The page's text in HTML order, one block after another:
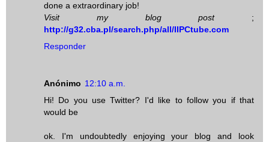
done a extraordinary job!
Visit my blog post;
http://g32.cba.pl/search.php/all/IIPCtube.com
Responder
Anónimo 12:10 a.m.
Hi! Do you use Twitter? I'd like to follow you if that
would be
ok. I'm undoubtedly enjoying your blog and look